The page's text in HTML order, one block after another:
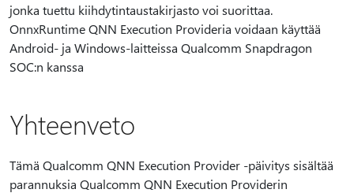
jonka tuettu kiihdytintaustakirjasto voi suorittaa.
OnnxRuntime QNN Execution Provideria voidaan käyttää
Android- ja Windows-laitteissa Qualcomm Snapdragon
SOC:n kanssa
Yhteenveto
Tämä Qualcomm QNN Execution Provider -päivitys sisältää
parannuksia Qualcomm QNN Execution Providerin